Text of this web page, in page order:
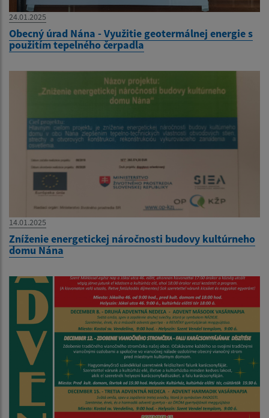
24.01.2025
Obecný úrad Nána - Využitie geotermálnej energie s
použitím tepelného čerpadla
14.01.2025
Zníženie energetickej náročnosti budovy kultúrneho
domu Nána